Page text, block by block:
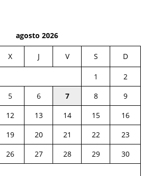
agosto 2026
X J V S D
1
2
5 6 7 8
9
12 13 14 15
16
19 20 21 22
23
26 27 28 29
30